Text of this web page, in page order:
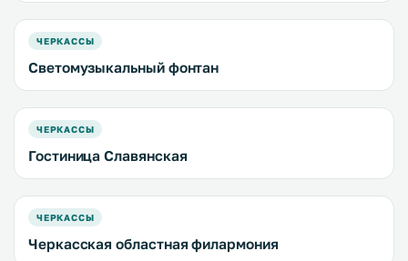
ЧЕРКАССЫ
Светомузыкальный фонтан
ЧЕРКАССЫ
Гостиница Славянская
ЧЕРКАССЫ
Черкасская областная филармония